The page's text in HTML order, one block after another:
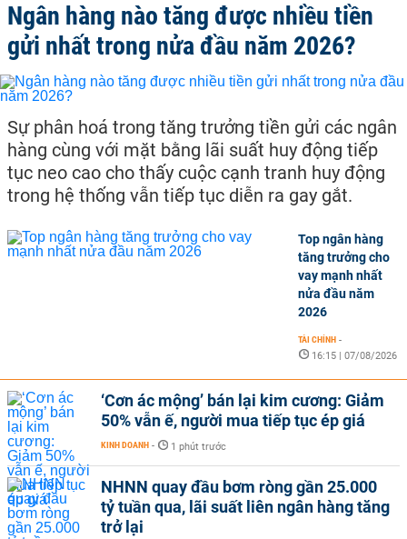
Ngân hàng nào tăng được nhiều tiền
gửi nhất trong nửa đầu năm 2026?
Sự phân hoá trong tăng trưởng tiền gửi các ngân
hàng cùng với mặt bằng lãi suất huy động tiếp
tục neo cao cho thấy cuộc cạnh tranh huy động
trong hệ thống vẫn tiếp tục diễn ra gay gắt.
Top ngân hàng
tăng trưởng cho
vay mạnh nhất
nửa đầu năm
2026
TÀI CHÍNH -
16:15 | 07/08/2026
‘Cơn ác mộng’ bán lại kim cương: Giảm
50% vẫn ế, người mua tiếp tục ép giá
KINH DOANH - 1 phút trước
NHNN quay đầu bơm ròng gần 25.000
tỷ tuần qua, lãi suất liên ngân hàng tăng
trở lại